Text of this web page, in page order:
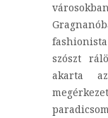
szószt
akarta